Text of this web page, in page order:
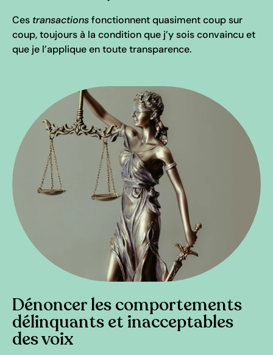
Ces transactionsfonctionnent quasiment coup sur
coup, toujours à la condition que j’y sois convaincu et
que je l’applique en toute transparence.
Dénoncer les comportements
délinquants et inacceptables
des voix